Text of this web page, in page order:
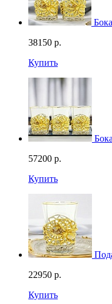
38150 р.
Купить
57200 р.
Купить
22950 р.
Купить